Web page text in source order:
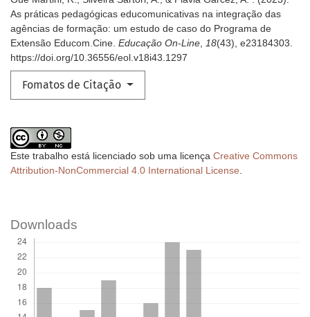
As práticas pedagógicas educomunicativas na integração das
agências de formação: um estudo de caso do Programa de
Extensão Educom.Cine. Educação On-Line, 18(43), e23184303.
https://doi.org/10.36556/eol.v18i43.1297
Fomatos de Citação
Este trabalho está licenciado sob uma licença Creative Commons
Attribution-NonCommercial 4.0 International License.
Downloads